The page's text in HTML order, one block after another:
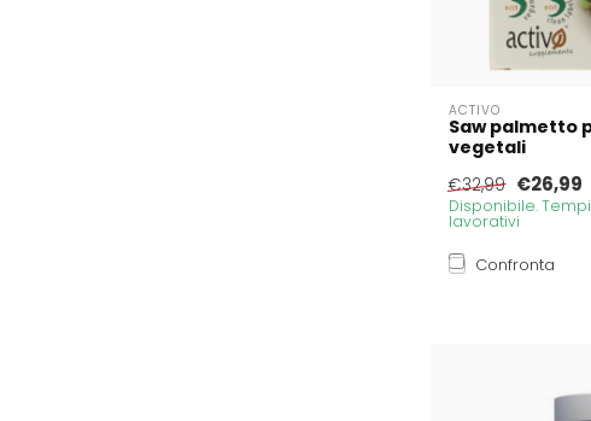
ACTIVO
Saw palmetto
vegetali
€32,99 €26,99
Disponibile.
lavorativi
Confronta